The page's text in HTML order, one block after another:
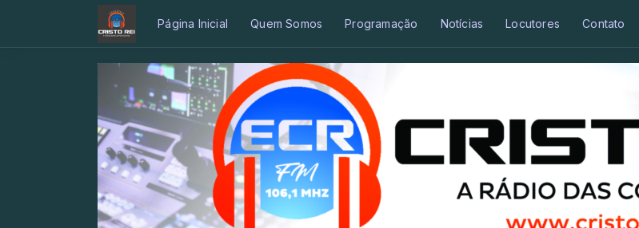
Página Inicial Quem Somos Programação Notícias Locutores Contato